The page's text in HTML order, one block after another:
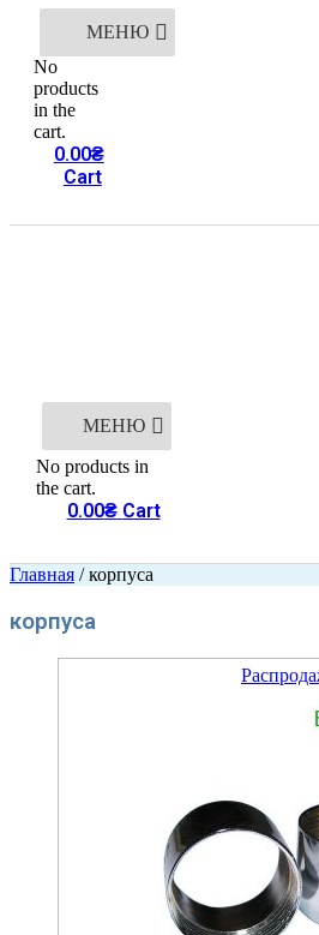
МЕНЮ
No
products
in the
cart.
0.00₴
Cart
МЕНЮ
No products in
the cart.
0.00₴ Cart
Главная / корпуса
корпуса